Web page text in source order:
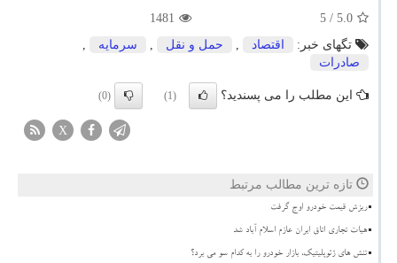
5.0
/ 5
1481
تگهای خبر:
اقتصاد , حمل و نقل , سرمایه
,
صادرات
این مطلب را می پسندید؟ (1)
(0)
X
تازه ترین مطالب مرتبط
ریزش قیمت خودرو اوج گرفت
هیات تجاری اتاق ایران عازم اسلام آباد شد
تنش های ژئوپلیتیک، بازار خودرو را به کدام سو می برد؟